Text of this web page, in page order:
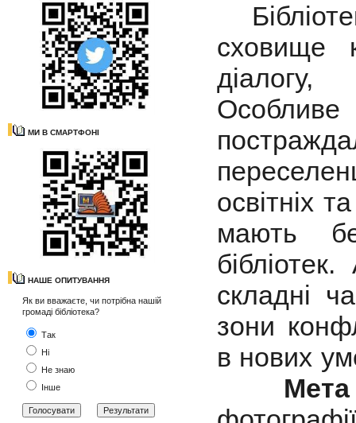
МИ В СМАРТФОНІ
НАШЕ ОПИТУВАННЯ
Як ви вважаєте, чи потрібна нашій
громаді бібліотека?
Так
Ні
Не знаю
Інше
сховище
діалогу,
освітніх
мають
складні
зони
в нових
Мета